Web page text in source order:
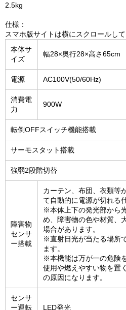
2.5kg
仕様：
スマホ版サイトは横にスクロールし
本体サ
イズ
幅28×奥行28×高さ65cm
電源 AC100V(50/60Hz)
消費電
力
900W
転倒OFFスイッチ機能搭載
サーモスタット搭載
強弱2段階切替
障害物
センサ
ー搭載
カーテン、布団、衣類等
て自動的に電源が切れる
※本体上下の発光部から
め、障害物の色や材質、
場合があります。
※直射日光が当たる場所
ます。
※本機能は万が一の危険
使用や燃えやすい物を置
の原因になります。
センサ
ー運転
LED発光